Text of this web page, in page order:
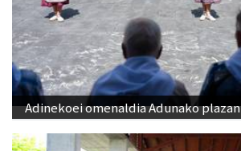
Adinekoei omenaldia Adunako plazan